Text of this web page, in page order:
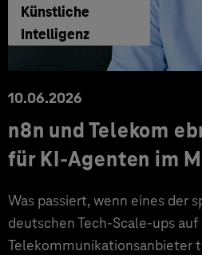
Künstliche
Intelligenz
10.06.2026
n8n und Telekom
für KI-Agenten im
Was passiert, wenn eines der
deutschen Tech-Scale-ups
Telekommunikationsanbieter